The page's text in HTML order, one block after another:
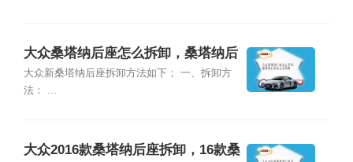
大众桑塔纳后座怎么拆卸，桑塔纳后
座怎么拆视频
大众新桑塔纳后座拆卸方法如下； 一、拆卸方
法： ...
大众2016款桑塔纳后座拆卸，16款桑